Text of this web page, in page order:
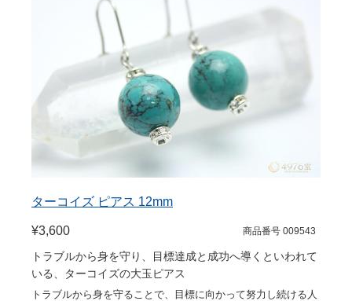
ターコイズ ピアス 12mm
¥3,600 商品番号 009543
トラブルから身を守り、目標達成と成功へ導くといわれて
いる、ターコイズの大玉ピアス
トラブルから身を守ることで、目標に向かって努力し続ける人